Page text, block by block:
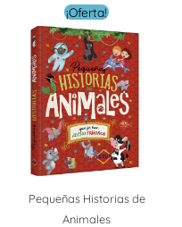
¡Oferta!
Pequeñas Historias de
Animales
El
precio
original
era:
$ 14.00.
actual
es:
$ 7.00.